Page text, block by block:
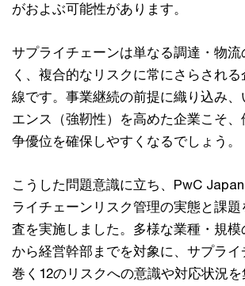
がおよぶ可能性があります。
サプライチェーンは単なる調達・物流
く、複合的なリスクに常にさらされ
線です。事業継続の前提に織り込み、
エンス（強靭性）を高めた企業こそ
争優位を確保しやすくなるでしょう。
こうした問題意識に立ち、PwC
ライチェーンリスク管理の実態と課題
査を実施しました。多様な業種・規
から経営幹部までを対象に、サプライ
巻く12のリスクへの意識や対応状況